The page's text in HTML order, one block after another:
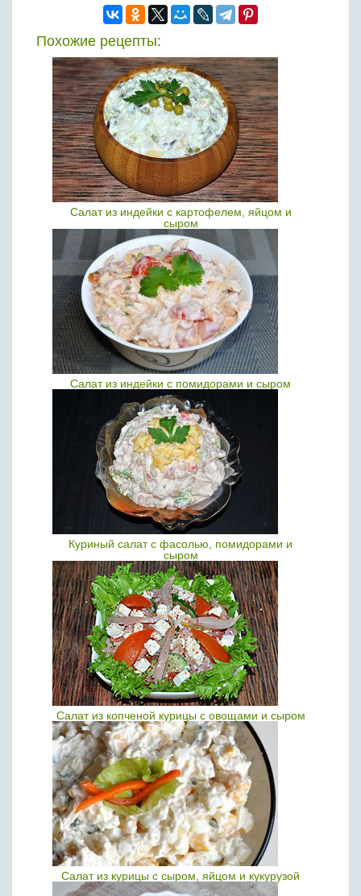
Похожие рецепты:
Салат из индейки с картофелем, яйцом и
сыром
Салат из индейки с помидорами и сыром
Куриный салат с фасолью, помидорами и
сыром
Салат из копченой курицы с овощами и сыром
Салат из курицы с сыром, яйцом и кукурузой